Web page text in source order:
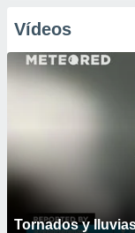
Vídeos
Tornados y